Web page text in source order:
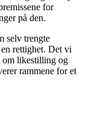
for
på den.
selv trengte
rettighet. Det vi
om likestilling og
rammene for et